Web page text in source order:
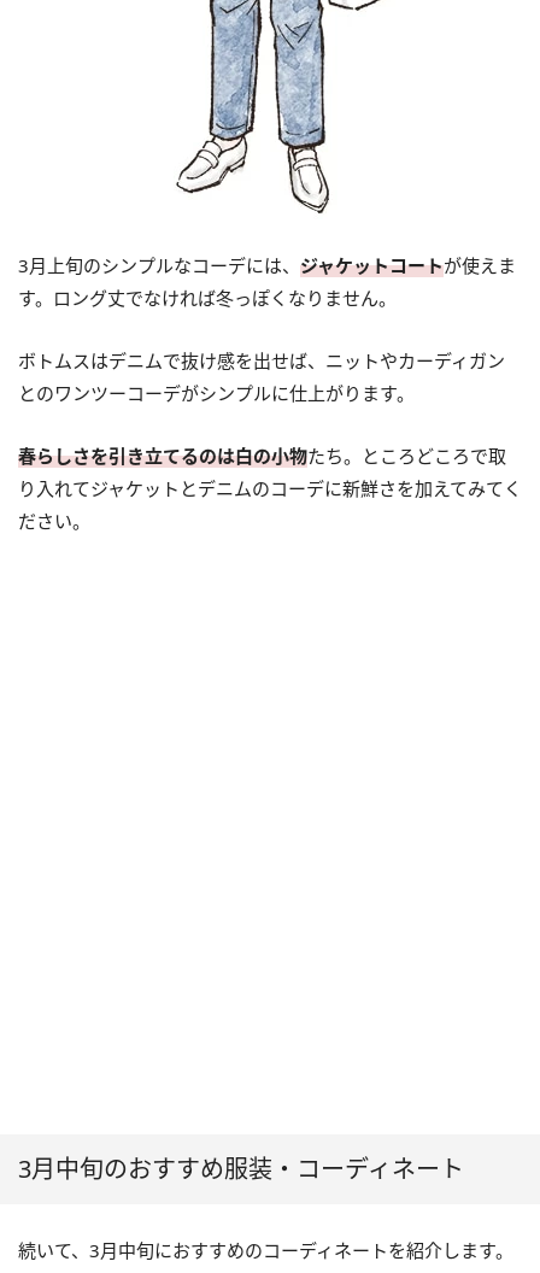
3月上旬のシンプルなコーデには、 ジャケットコートが使えま
す。ロング丈でなければ冬っぽくなりません。
ボトムスはデニムで抜け感を出せば、ニットやカーディガン
とのワンツーコーデがシンプルに仕上がります。
春らしさを引き立てるのは白の小物たち。ところどころで取
り入れてジャケットとデニムのコーデに新鮮さを加えてみてく
ださい。
3月中旬のおすすめ服装・コーディネート
続いて、3月中旬におすすめのコーディネートを紹介します。